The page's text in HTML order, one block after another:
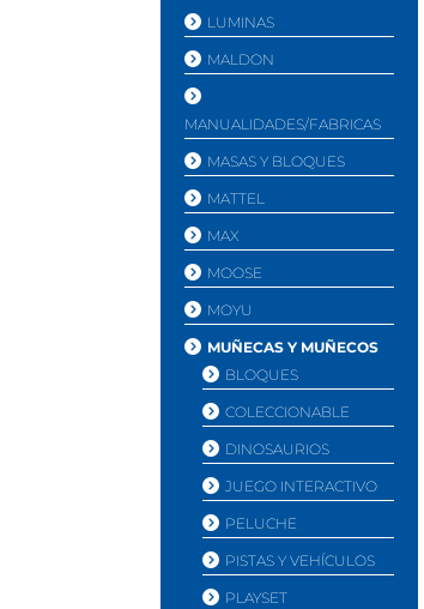
LUMINAS
MALDON
MANUALIDADES/FABRICAS
MASAS Y BLOQUES
MATTEL
MAX
MOOSE
MOYU
MUÑECAS Y MUÑECOS
BLOQUES
COLECCIONABLE
DINOSAURIOS
JUEGO INTERACTIVO
PELUCHE
PISTAS Y VEHÍ­CULOS
PLAYSET